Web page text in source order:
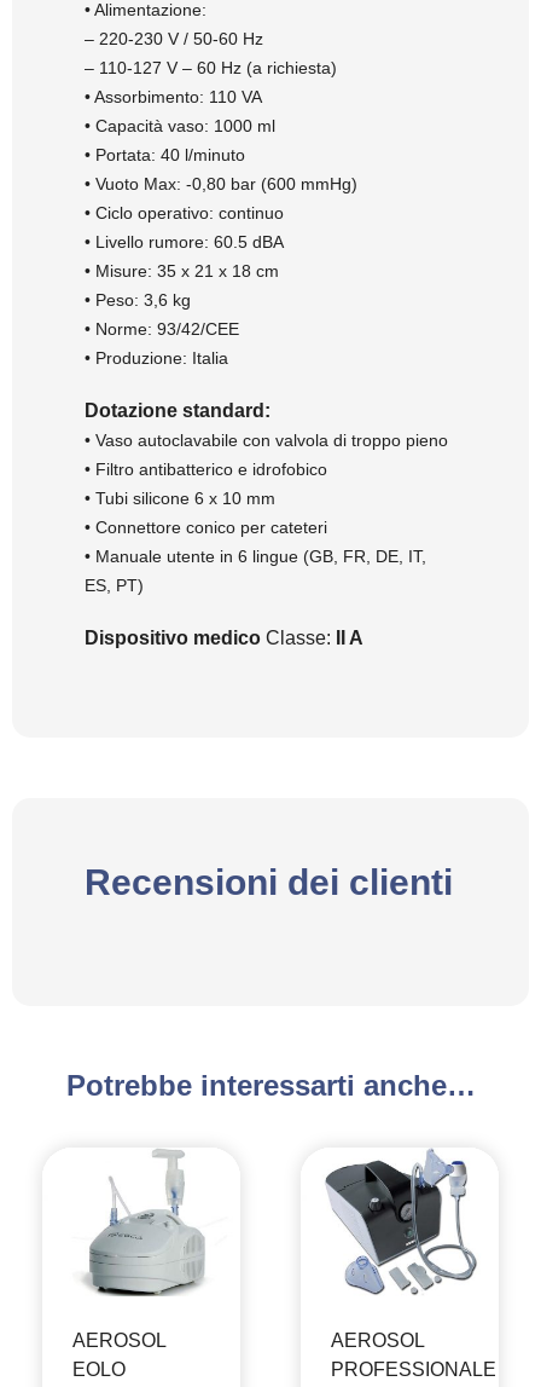
• Alimentazione:
– 220-230 V / 50-60 Hz
– 110-127 V – 60 Hz (a richiesta)
• Assorbimento: 110 VA
• Capacità vaso: 1000 ml
• Portata: 40 l/minuto
• Vuoto Max: -0,80 bar (600 mmHg)
• Ciclo operativo: continuo
• Livello rumore: 60.5 dBA
• Misure: 35 x 21 x 18 cm
• Peso: 3,6 kg
• Norme: 93/42/CEE
• Produzione: Italia
Dotazione standard:
• Vaso autoclavabile con valvola di troppo pieno
• Filtro antibatterico e idrofobico
• Tubi silicone 6 x 10 mm
• Connettore conico per cateteri
• Manuale utente in 6 lingue (GB, FR, DE, IT,
ES, PT)
Dispositivo medico Classe: II A
Recensioni dei clienti
Potrebbe interessarti anche…
AEROSOL
EOLO
AEROSOL
PROFESSIONALE